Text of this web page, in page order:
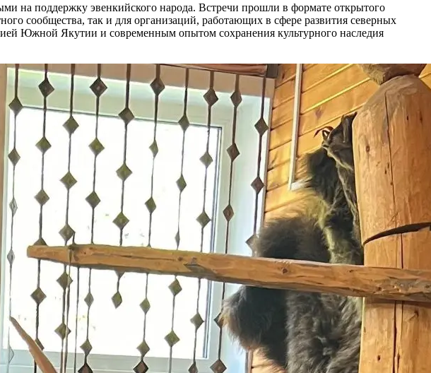
на поддержку эвенкийского народа. Встречи прошли в формате открытого
сообщества, так и для организаций, работающих в сфере развития северных
Южной Якутии и современным опытом сохранения культурного наследия